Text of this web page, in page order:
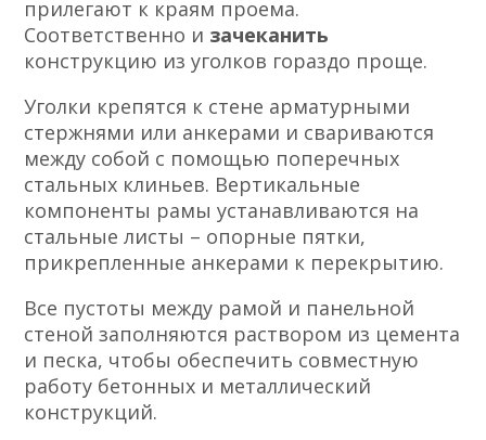
прилегают к краям проема.
Соответственно и зачеканить
конструкцию из уголков гораздо проще.
Уголки крепятся к стене арматурными
стержнями или анкерами и свариваются
между собой с помощью поперечных
стальных клиньев. Вертикальные
компоненты рамы устанавливаются на
стальные листы – опорные пятки,
прикрепленные анкерами к перекрытию.
Все пустоты между рамой и панельной
стеной заполняются раствором из цемента
и песка, чтобы обеспечить совместную
работу бетонных и металлический
конструкций.